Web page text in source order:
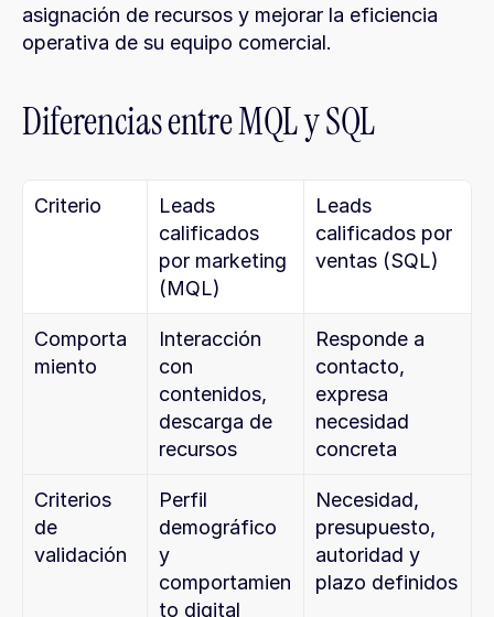
asignación de recursos y mejorar la eficiencia
operativa de su equipo comercial.
Diferencias entre MQL y SQL
Criterio
Leads
calificados
por marketing
(MQL)
Leads
calificados por
ventas (SQL)
Comporta
miento
Interacción
con
contenidos,
descarga de
recursos
Responde a
contacto,
expresa
necesidad
concreta
Criterios
de
validación
Perfil
demográfico
y
comportamien
to digital
Necesidad,
presupuesto,
autoridad y
plazo definidos